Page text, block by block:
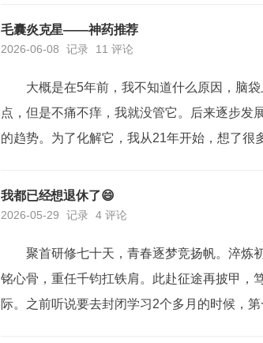
始，就是暑假期间了。基本上又面...
毛囊炎克星——神药推荐
2026-06-08 记录 11 评论
大概是在5年前，我不知道什么原因，脑
点，但是不痛不痒，我就没管它。后来逐步发
的趋势。为了化解它，我从21年开始，想了很
间，发现并没有什么用，还是没有办法根治。
我都已经想退休了😄
2026-05-29 记录 4 评论
聚首研修七十天，青春逐梦竞扬帆。淬炼
铭心骨，重任千钧扛铁肩。此赴征途再披甲
际。之前听说要去封闭学习2个多月的时候，